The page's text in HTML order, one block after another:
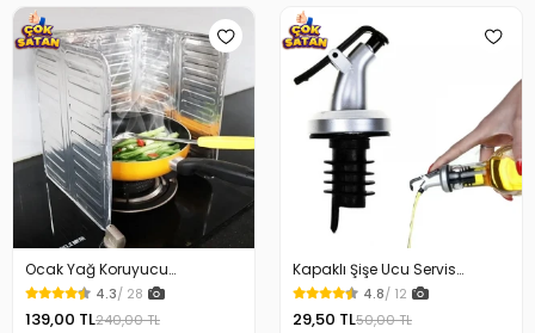
Ocak Yağ Koruyucu
Alüminyum Levha 32.5 x 84
Cm
4.3/ 28
139,00 TL240,00 TL
Kapaklı Şişe Ucu Servis
Aparatı Yağdanlık Tıpa
4.8/ 12
29,50 TL50,00 TL